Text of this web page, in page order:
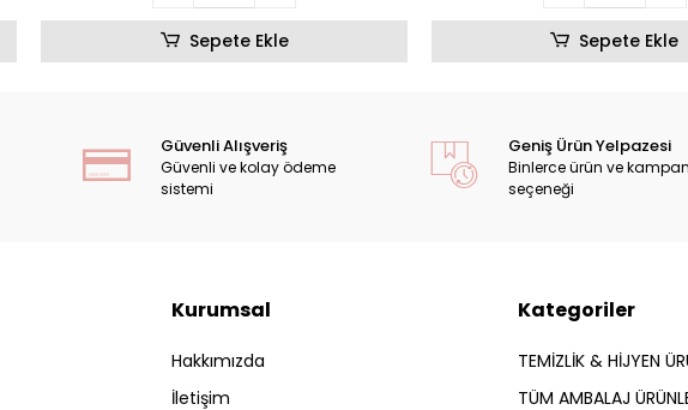
Sepete Ekle Sepete Ekle
Güvenli Alışveriş
Güvenli ve kolay ödeme
sistemi
Geniş Ürün Yelpazesi
Binlerce ürün ve
seçeneği
Kurumsal
Hakkımızda
İletişim
Kategoriler
TEMİZLİK & HİJYEN
TÜM AMBALAJ